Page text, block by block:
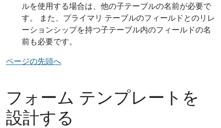
ルを使用する場合は、他の子テーブルの名前が必要で
す。 また、プライマリ テーブルのフィールドとのリレ
ーションシップを持つ子テーブル内のフィールドの名
前も必要です。
ページの先頭へ
フォーム テンプレートを
設計する